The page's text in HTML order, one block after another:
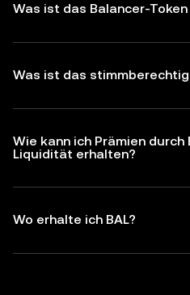
Was ist das Balancer-Token
Was ist das
Wie kann ich Prämien
Liquidität erhalten?
Wo erhalte ich BAL?